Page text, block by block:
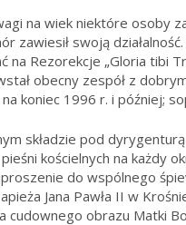
na wiek niektóre osoby
zawiesił swoją
na Rezorekcje „Gloria tibi
obecny zespół z
na koniec 1996 r. i później;
składzie pod
kościelnych na każdy
do wspólnego
Jana Pawła II w
cudownego obrazu Matki